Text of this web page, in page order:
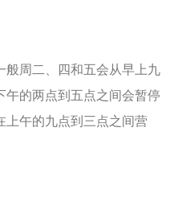
般周二、四和五会从早上九
午的两点到五点之间会暂停
上午的九点到三点之间营